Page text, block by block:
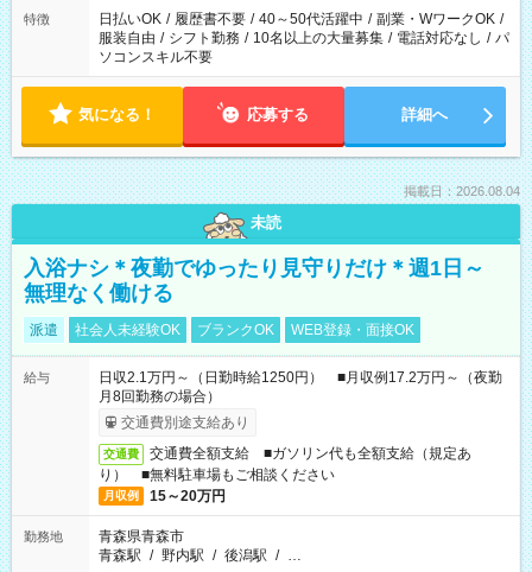
特徴 日払いOK / 履歴書不要 / 40～50代活躍中 / 副業・WワークOK /
服装自由 / シフト勤務 / 10名以上の大量募集 / 電話対応なし / パ
ソコンスキル不要
気になる！ 応募する 詳細へ
掲載日：2026.08.04
未読
入浴ナシ＊夜勤でゆったり見守りだけ＊週1日～
無理なく働ける
派遣 社会人未経験OK ブランクOK WEB登録・面接OK
給与
日収2.1万円～（日勤時給1250円） ■月収例17.2万円～（夜勤
月8回勤務の場合）
交通費別途支給あり
交通費
交通費全額支給 ■ガソリン代も全額支給（規定あ
り） ■無料駐車場もご相談ください
月収例 15～20万円
勤務地
青森県青森市
青森駅 / 野内駅 / 後潟駅 / …